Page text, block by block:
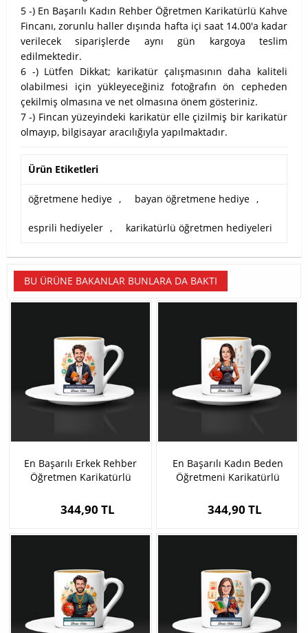
5 -) En Başarılı Kadın Rehber Öğretmen Karikatürlü Kahve
Fincanı, zorunlu haller dışında hafta içi saat 14.00'a kadar
verilecek siparişlerde aynı gün kargoya teslim
edilmektedir.
6 -) Lütfen Dikkat; karikatür çalışmasının daha kaliteli
olabilmesi için yükleyeceğiniz fotoğrafın ön cepheden
çekilmiş olmasına ve net olmasına önem gösteriniz.
7 -) Fincan yüzeyindeki karikatür elle çizilmiş bir karikatür
olmayıp, bilgisayar aracılığıyla yapılmaktadır.
Ürün Etiketleri
öğretmene hediye , bayan öğretmene hediye ,
esprili hediyeler , karikatürlü öğretmen hediyeleri
BU ÜRÜNE BAKANLAR BUNLARA DA BAKTI
En Başarılı Erkek Rehber
Öğretmen Karikatürlü
344,90 TL
En Başarılı Kadın Beden
Öğretmeni Karikatürlü
344,90 TL